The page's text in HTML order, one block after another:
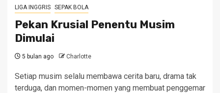
LIGA INGGRIS SEPAK BOLA
Pekan Krusial Penentu Musim
Dimulai
5 bulan ago Charlotte
Setiap musim selalu membawa cerita baru, drama tak
terduga, dan momen-momen yang membuat penggemar